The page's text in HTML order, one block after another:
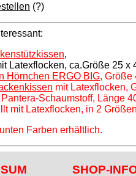
(?)
,
Latexflocken, ca.Größe 25 x
Hörnchen ERGO BIG, Größe
mit Latexflocken,
Schaumstoff, Länge
mit Latexflocken, in 2 Größen
Farben erhältlich.
SHOP-